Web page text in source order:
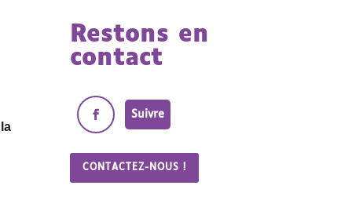
la
Restons en
contact
Suivre
CONTACTEZ-NOUS !